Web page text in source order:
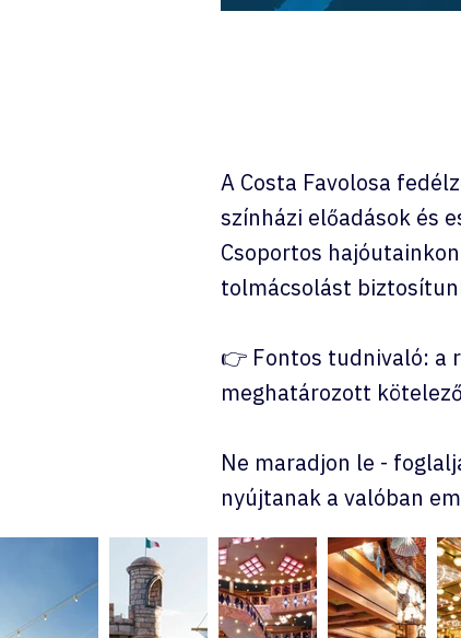
A Costa Favolosa
színházi előadások és
Csoportos
tolmácsolást
👉 Fontos tudnivaló: a
meghatározott
Ne maradjon le -
nyújtanak a valóban